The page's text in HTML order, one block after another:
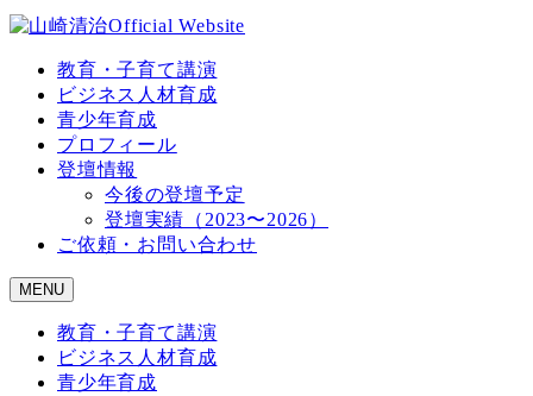
教育・子育て講演
ビジネス人材育成
青少年育成
プロフィール
登壇情報
今後の登壇予定
登壇実績（2023〜2026）
ご依頼・お問い合わせ
MENU
教育・子育て講演
ビジネス人材育成
青少年育成